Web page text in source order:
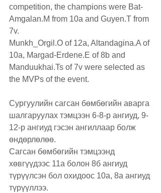
competition, the champions were Bat-
Amgalan.M from 10a and Guyen.T from
7v.
Munkh_Orgil.O of 12a, Altandagina.A of
10a, Margad-Erdene.E of 8b and
Manduukhai.Ts of 7v were selected as
the MVPs of the event.
Сургуулийн сагсан бөмбөгийн аварга
шалгаруулах тэмцээн 6-8-р ангиуд, 9-
12-р ангиуд гэсэн ангиллаар болж
өндөрлөлөө.
Сагсан бөмбөгийн тэмцээнд
хөвгүүдээс 11а болон 8б ангиуд
түрүүлсэн бол охидоос 10а, 8а ангиуд
түрүүллээ.